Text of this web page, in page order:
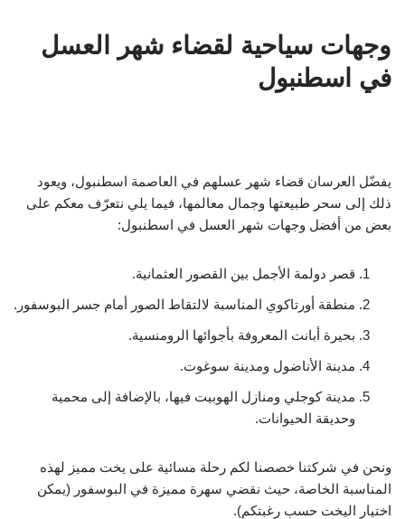
وجهات سياحية لقضاء شهر العسل
في اسطنبول
يفضّل العرسان قضاء شهر عسلهم في العاصمة اسطنبول، ويعود
ذلك إلى سحر طبيعتها وجمال معالمها، فيما يلي نتعرّف معكم على
بعض من أفضل وجهات شهر العسل في اسطنبول:
قصر دولمة الأجمل بين القصور العثمانية.
منطقة أورتاكوي المناسبة لالتقاط الصور أمام جسر البوسفور.
بحيرة أبانت المعروفة بأجوائها الرومنسية.
مدينة الأناضول ومدينة سوغوت.
مدينة كوجلي ومنازل الهوبيت فيها، بالإضافة إلى محمية
وحديقة الحيوانات.
ونحن في شركتنا خصصنا لكم رحلة مسائية على يخت مميز لهذه
المناسبة الخاصة، حيث نقضي سهرة مميزة في البوسفور (يمكن
اختيار اليخت حسب رغبتكم).